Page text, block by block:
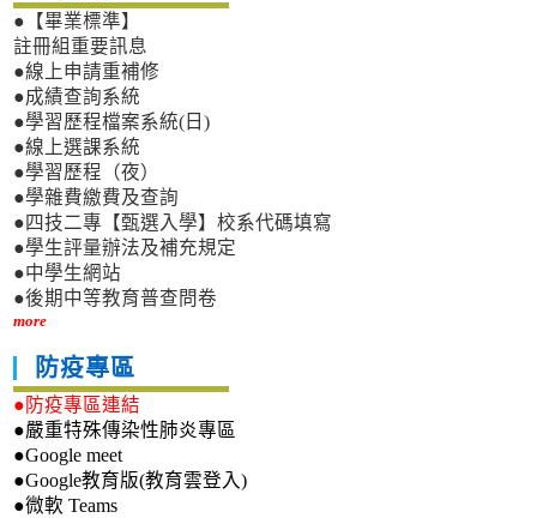
●【畢業標準】
註冊組重要訊息
●線上申請重補修
●成績查詢系統
●學習歷程檔案系統(日)
●線上選課系統
●學習歷程（夜）
●學雜費繳費及查詢
●四技二專【甄選入學】校系代碼填寫
●學生評量辦法及補充規定
●中學生網站
●後期中等教育普查問卷
more
防疫專區
●防疫專區連結
●嚴重特殊傳染性肺炎專區
●Google meet
●Google教育版(教育雲登入)
●微軟 Teams